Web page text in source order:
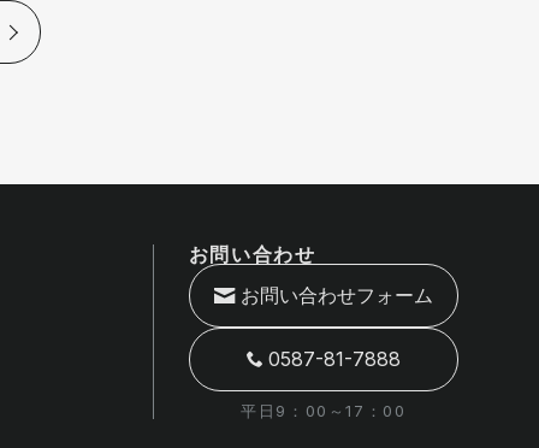
お問い合わせ
お問い合わせフォーム
0587-81-7888
平日9：00～17：00